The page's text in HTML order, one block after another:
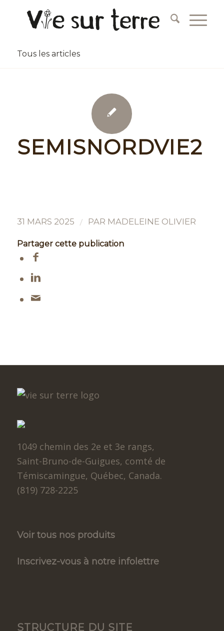
Tous les articles
SEMISNORDVIE2
31 MARS 2025 / PAR MADELEINE OLIVIER
Partager cette publication
1049 chemin des 2e et 3e rangs,
Saint-Bruno-de-Guigues, comté de
Témiscamingue, Québec, Canada.
(819) 728-2225
Voir tous nos produits
Inscrivez-vous à notre infolettre
STRUCTURE DU SITE